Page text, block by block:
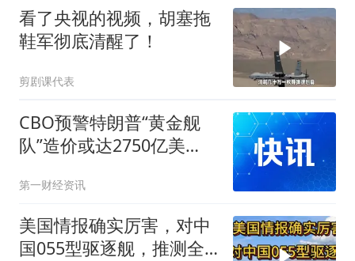
看了央视的视频，胡塞拖
鞋军彻底清醒了！
剪剧课代表
CBO预警特朗普“黄金舰
队”造价或达2750亿美
足
第一财经资讯
美国情报确实厉害，对中
国055型驱逐舰，推测全